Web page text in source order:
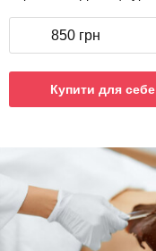
850 грн
Купити для себе